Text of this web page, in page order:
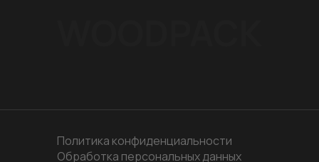
Политика конфиденциальности
Обработка персональных данных